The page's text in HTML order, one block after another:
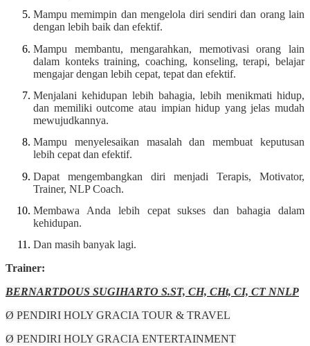
Mampu memimpin dan mengelola diri sendiri dan orang lain
dengan lebih baik dan efektif.
Mampu membantu, mengarahkan, memotivasi orang lain
dalam konteks training, coaching, konseling, terapi, belajar
mengajar dengan lebih cepat, tepat dan efektif.
Menjalani kehidupan lebih bahagia, lebih menikmati hidup,
dan memiliki outcome atau impian hidup yang jelas mudah
mewujudkannya.
Mampu menyelesaikan masalah dan membuat keputusan
lebih cepat dan efektif.
Dapat mengembangkan diri menjadi Terapis, Motivator,
Trainer, NLP Coach.
Membawa Anda lebih cepat sukses dan bahagia dalam
kehidupan.
Dan masih banyak lagi.
Trainer:
BERNARTDOUS SUGIHARTO S.ST, CH, CHt, CI, CT NNLP
Ø PENDIRI HOLY GRACIA TOUR & TRAVEL
Ø PENDIRI HOLY GRACIA ENTERTAINMENT